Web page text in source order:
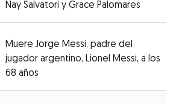
Nay Salvatori y Grace Palomares
Muere Jorge Messi, padre del
jugador argentino, Lionel Messi, a los
68 años